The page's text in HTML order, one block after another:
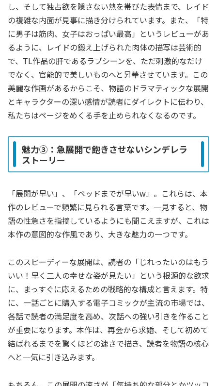
し、そして独占欲を隠さない熱を帯びた表情まで、レイド
の複雑な内面が見事に描き分けられています。また、「特
に男子は筋肉、女子はおっぱい最高」というレビューがあ
るように、レイドの鍛え上げられた肉体の描写は芸術的
で、TL作品の肝であるラブシーンを、ただ刺激的なだけ
でなく、官能的で美しいものへと昇華させています。この
美麗な作画があるからこそ、物語のドラマティックな展開
とキャラクターの深い感情が読者にダイレクトに伝わり、
私たちはページをめくる手を止められなくなるのです。
魅力③：急展開で飽きさせないシンデレラ
ストーリー
「展開が早い」、「ベッドまでが早いw」。これらは、本
作のレビューで頻繁に見られる言葉です。一見すると、物
語の性急さを指摘しているようにも聞こえますが、これは
本作の意図的な作風であり、大きな魅力の一つです。
このスピーディーな展開は、読者の「じれったいのはもう
いい！早く二人の幸せな姿が見たい」という根源的な欲求
に、まっすぐに応えるための戦略的な構成と言えます。特
に、一話ごとに購入する電子コミックが主流の市場では、
各話で読者の満足度を高め、次話への強い引きを作ること
が重要になります。本作は、再会から求婚、そして初めて
結ばれるまでを驚くほどの速さで描き、読者を物語の核心
へと一気に引き込みます。